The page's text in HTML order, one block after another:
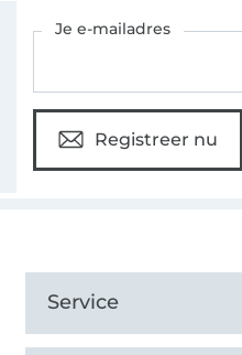
Je e-mailadres
Registreer nu
Service